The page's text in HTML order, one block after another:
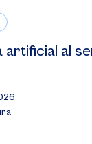
artificial al